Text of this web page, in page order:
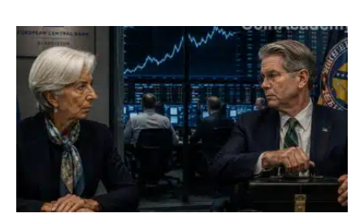
Yen : Washington a vendu des euros sans prévenir la